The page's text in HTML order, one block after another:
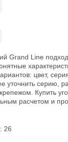
Grand Line
цвет,
уточнить серию,
Купить
расчетом и
26